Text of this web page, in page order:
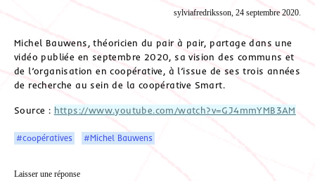
sylviafredriksson, 24 septembre 2020.
Michel Bauwens, théoricien du pair à pair, partage dans une
vidéo publiée en septembre 2020, sa vision des communs et
de l’organisation en coopérative, à l’issue de ses trois années
de recherche au sein de la coopérative Smart.
Source : https://www.youtube.com/watch?v=GJ4mmYMB3AM
#coopératives #Michel Bauwens
Laisser une réponse